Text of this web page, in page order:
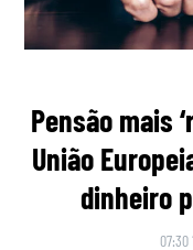
Pensão mais
União
dinheiro
07:30